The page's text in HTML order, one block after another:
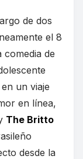
de dos
el 8
comedia de
un viaje
en línea,
The Britto
desde la